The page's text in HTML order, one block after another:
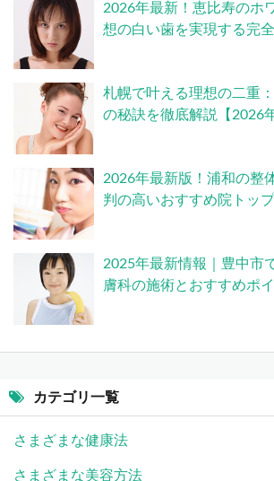
2026年最新！恵比寿のホ
想の白い歯を実現する完
札幌で叶える理想の二重
の秘訣を徹底解説【2026
2026年最新版！浦和の整
判の高いおすすめ院トッ
2025年最新情報｜豊中市
膚科の施術とおすすめポ
カテゴリ一覧
さまざまな健康法
さまざまな美容方法